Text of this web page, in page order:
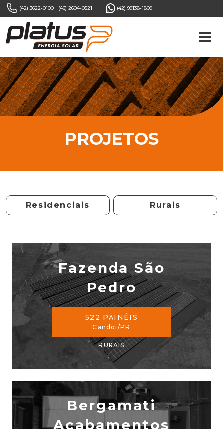
(42) 3622-0100 | (46) 2604-0521 (42) 99138-1809
PROJETOS
Residenciais Rurais
Fazenda São
Pedro
522 PAINÉIS
Candoi/PR
RURAIS
Bergamati
Acabamentos